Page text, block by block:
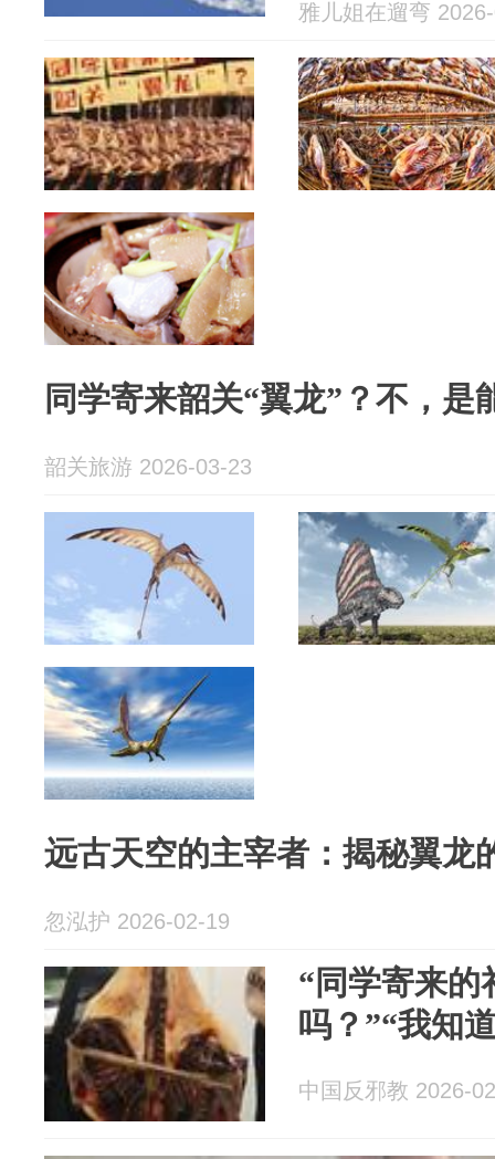
雅儿姐在遛弯
同学寄来韶关“翼龙”？不，是
韶关旅游 2026-03-23
远古天空的主宰者：揭秘翼龙
忽泓护 2026-02-19
“同学寄来的
吗？”“我知
中国反邪教 2026-